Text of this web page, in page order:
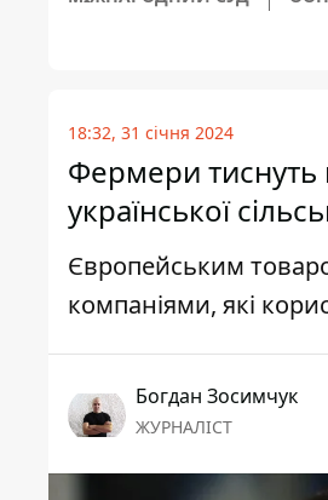
18:32, 31 січня 2024
Фермери
української
Європейським
компаніями, які
Богдан Зосимчук
ЖУРНАЛІСТ